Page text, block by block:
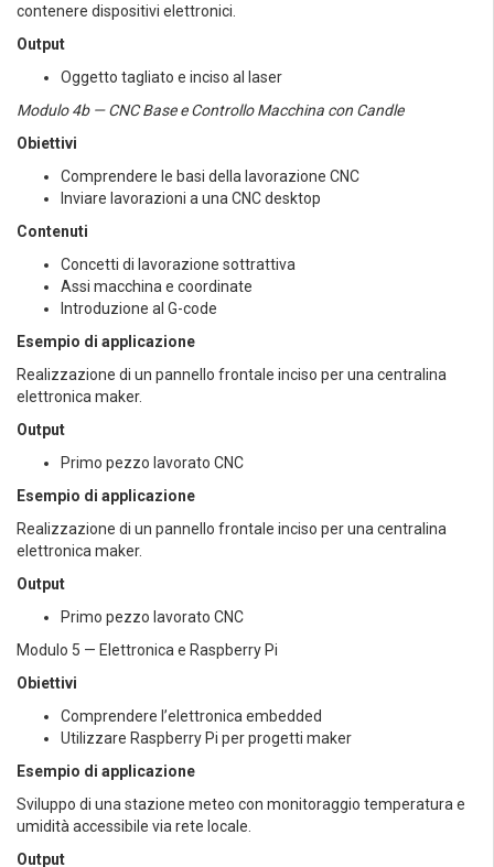
contenere dispositivi elettronici.
Output
Oggetto tagliato e inciso al laser
Modulo 4b — CNC Base e Controllo Macchina con Candle
Obiettivi
Comprendere le basi della lavorazione CNC
Inviare lavorazioni a una CNC desktop
Contenuti
Concetti di lavorazione sottrattiva
Assi macchina e coordinate
Introduzione al G-code
Esempio di applicazione
Realizzazione di un pannello frontale inciso per una centralina
elettronica maker.
Output
Primo pezzo lavorato CNC
Esempio di applicazione
Realizzazione di un pannello frontale inciso per una centralina
elettronica maker.
Output
Primo pezzo lavorato CNC
Modulo 5 — Elettronica e Raspberry Pi
Obiettivi
Comprendere l’elettronica embedded
Utilizzare Raspberry Pi per progetti maker
Esempio di applicazione
Sviluppo di una stazione meteo con monitoraggio temperatura e
umidità accessibile via rete locale.
Output